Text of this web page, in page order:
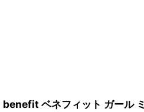
benefit ベネフィット ガール